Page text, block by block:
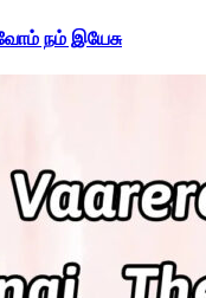
நம் இயேசு